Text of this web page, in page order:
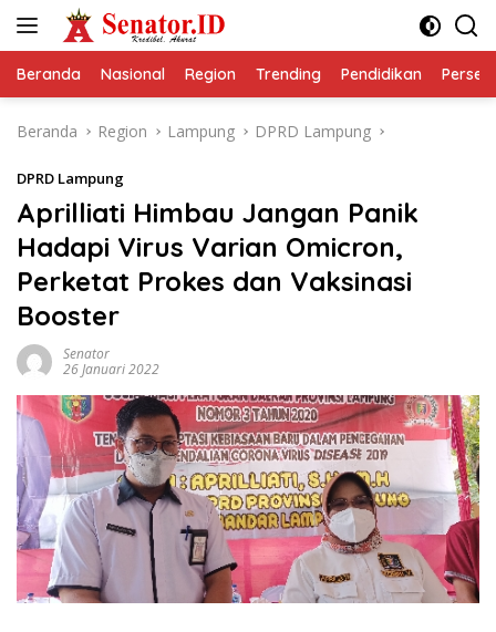
Beranda Nasional Region Trending Pendidikan
Beranda Region Lampung DPRD Lampung
DPRD Lampung
Aprilliati Himbau Jangan Panik
Hadapi Virus Varian Omicron,
Perketat Prokes dan Vaksinasi
Booster
Senator
26 Januari 2022